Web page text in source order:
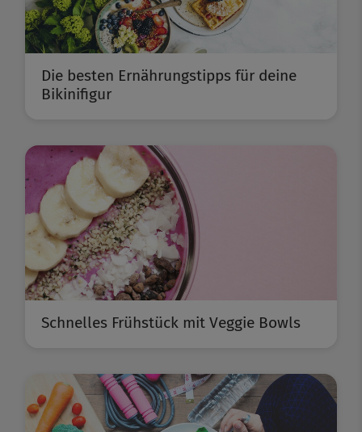
Die besten Ernährungstipps für deine
Bikinifigur
Schnelles Frühstück mit Veggie Bowls